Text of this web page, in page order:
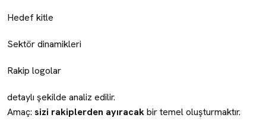
Hedef kitle
Sektör dinamikleri
Rakip logolar
detaylı şekilde analiz edilir.
Amaç: sizi rakiplerden ayıracakbir temel oluşturmaktır.